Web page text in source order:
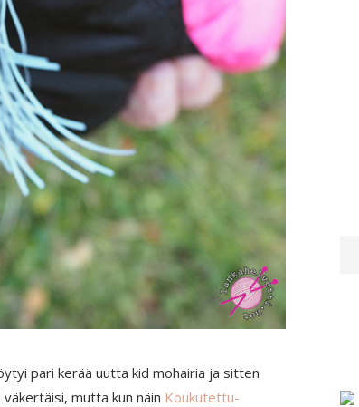
pari kerää uutta kid mohairia ja sitten
mutta kun näin Koukutettu-